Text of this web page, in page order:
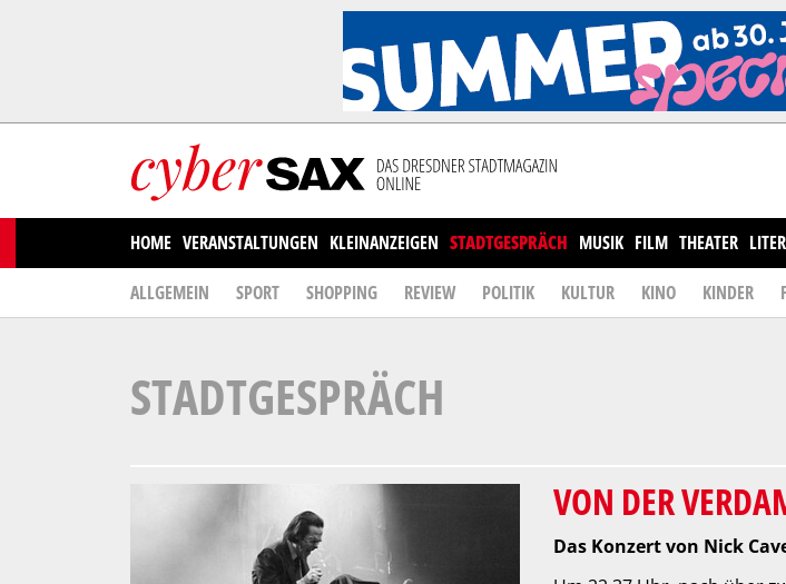
HOME VERANSTALTUNGEN KLEINANZEIGEN STADTGESPRÄCH MUSIK FILM THEATER
ALLGEMEIN SPORT SHOPPING REVIEW POLITIK KULTUR KINO KINDER
STADTGESPRÄCH
VON DER
Das Konzert von Nick